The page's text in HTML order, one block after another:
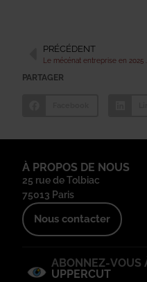
PRÉCÉDENT
PARTAGER
À PROPOS DE NOUS
25 rue de Tolbiac
75013 Paris
Nous contacter
ABONNEZ-VOUS
UPPERCUT